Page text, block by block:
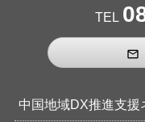
TEL
mail_outline
中国地域DX推進支援